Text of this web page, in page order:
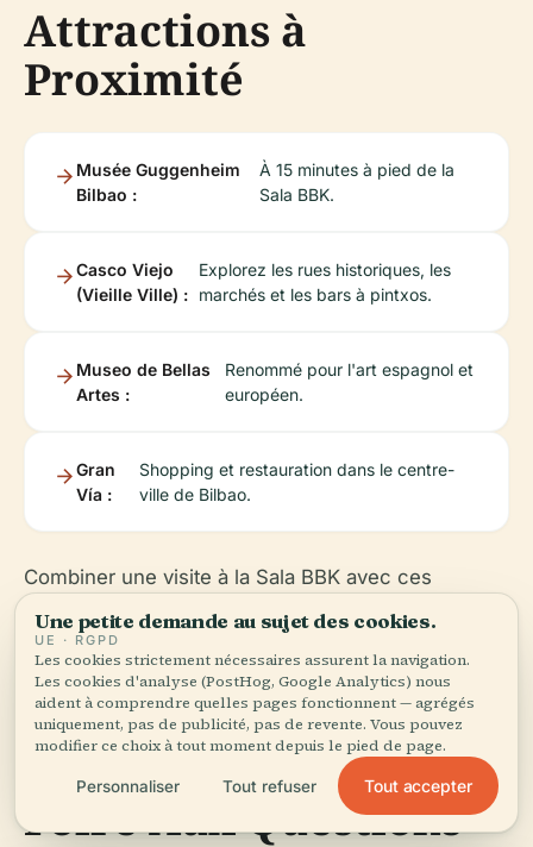
Attractions à
Proximité
Musée Guggenheim
Bilbao :
À 15 minutes à pied de la
Sala BBK.
Casco Viejo
(Vieille Ville) :
Explorez les rues historiques, les
marchés et les bars à pintxos.
Museo de Bellas
Artes :
Renommé pour l'art espagnol et
européen.
Gran
Vía :
Shopping et restauration dans le centre-
ville de Bilbao.
Combiner une visite à la Sala BBK avec ces
attractions offre une riche expérience culturelle
goaskalocal.com
Foire Aux Questions
Une petite demande au sujet des cookies.
UE · RGPD
Les cookies strictement nécessaires assurent la navigation.
Les cookies d'analyse (PostHog, Google Analytics) nous
aident à comprendre quelles pages fonctionnent — agrégés
uniquement, pas de publicité, pas de revente. Vous pouvez
modifier ce choix à tout moment depuis le pied de page.
Personnaliser Tout refuser Tout accepter